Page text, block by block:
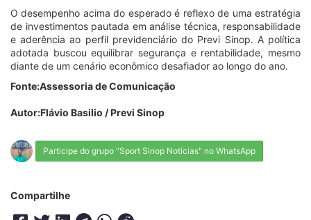
O desempenho acima do esperado é reflexo de uma estratégia
de investimentos pautada em análise técnica, responsabilidade
e aderência ao perfil previdenciário do Previ Sinop. A política
adotada buscou equilibrar segurança e rentabilidade, mesmo
diante de um cenário econômico desafiador ao longo do ano.
Fonte:Assessoria de Comunicação
Autor:Flávio Basilio / Previ Sinop
Participe do grupo "Sport Sinop Notícias" no WhatsApp
Compartilhe